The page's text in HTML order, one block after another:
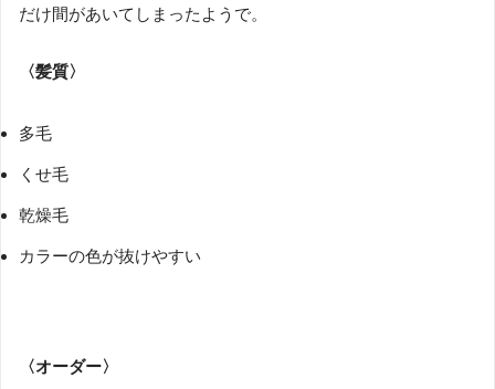
だけ間があいてしまったようで。
〈髪質〉
多毛
くせ毛
乾燥毛
カラーの色が抜けやすい
〈オーダー〉